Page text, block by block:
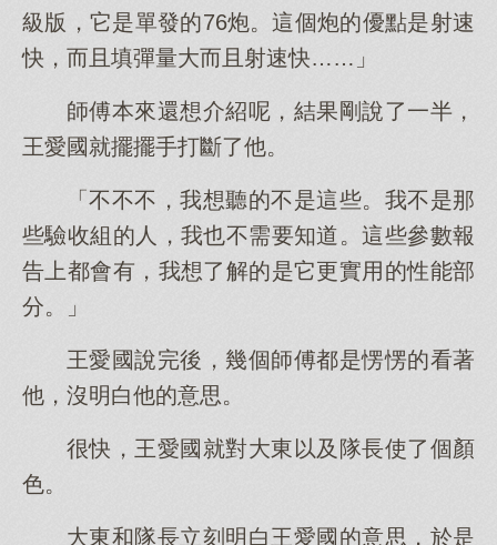
級版，它是單發的76炮。這個炮的優點是射速
快，而且填彈量大而且射速快……」
師傅本來還想介紹呢，結果剛說了一半，
王愛國就擺擺手打斷了他。
「不不不，我想聽的不是這些。我不是那
些驗收組的人，我也不需要知道。這些參數報
告上都會有，我想了解的是它更實用的性能部
分。」
王愛國說完後，幾個師傅都是愣愣的看著
他，沒明白他的意思。
很快，王愛國就對大東以及隊長使了個顏
色。
大東和隊長立刻明白王愛國的意思，於是